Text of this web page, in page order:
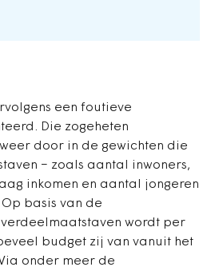
een foutieve
Die zogeheten
door in de gewichten die
− zoals aantal inwoners,
inkomen en aantal jongeren
basis van de
wordt per
budget zij van vanuit het
onder meer de